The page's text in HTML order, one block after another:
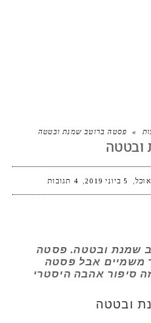
» פסטה ברוטב שמנת ובטטה
ובטטה
5 ביוני 2019 4 תגובות
שמנת ובטטה. פסטה
משמיים אבל פסטה
סיפור אהבה היסטרי